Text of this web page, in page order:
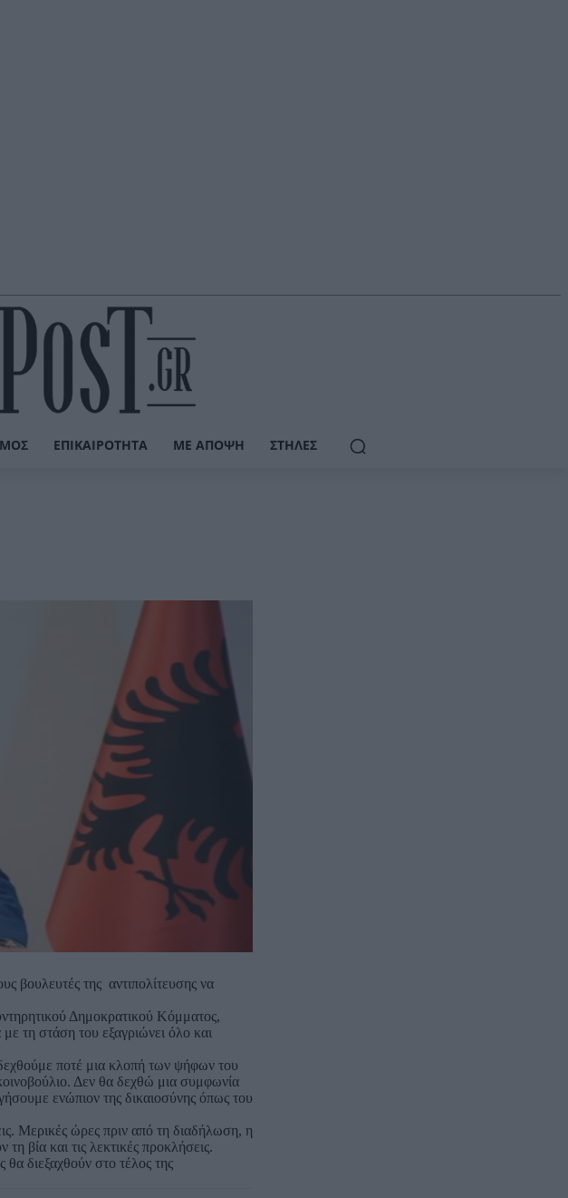
ΕΠΙΚΑΙΡΌΤΗΤΑ ΜΕ ΆΠΟΨΗ ΣΤΉΛΕΣ
βουλευτές της αντιπολίτευσης να
Δημοκρατικού Κόμματος,
τη στάση του εξαγριώνει όλο και
ποτέ μια κλοπή των ψήφων του
Δεν θα δεχθώ μια συμφωνία
ενώπιον της δικαιοσύνης όπως του
Μερικές ώρες πριν από τη διαδήλωση, η
βία και τις λεκτικές προκλήσεις.
διεξαχθούν στο τέλος της